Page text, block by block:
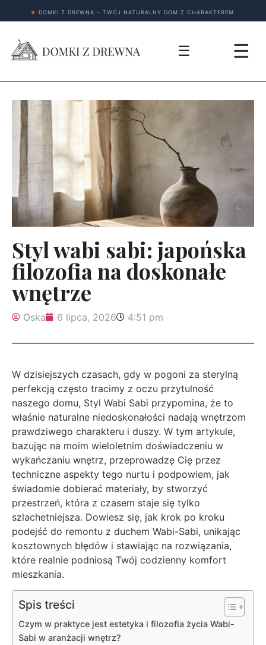
★ DOMKI Z DREWNA – TWÓJ NATURALNY DOM Z CHARAKTEREM.
☰ ☰
Styl wabi sabi: japońska
filozofia na doskonałe
wnętrze
Oska 6 lipca, 2026 4:51 pm
W dzisiejszych czasach, gdy w pogoni za sterylną
perfekcją często tracimy z oczu przytulność
naszego domu, Styl Wabi Sabi przypomina, że to
właśnie naturalne niedoskonałości nadają wnętrzom
prawdziwego charakteru i duszy. W tym artykule,
bazując na moim wieloletnim doświadczeniu w
wykańczaniu wnętrz, przeprowadzę Cię przez
techniczne aspekty tego nurtu i podpowiem, jak
świadomie dobierać materiały, by stworzyć
przestrzeń, która z czasem staje się tylko
szlachetniejsza. Dowiesz się, jak krok po kroku
podejść do remontu z duchem Wabi-Sabi, unikając
kosztownych błędów i stawiając na rozwiązania,
które realnie podniosą Twój codzienny komfort
mieszkania.
Spis treści
Czym w praktyce jest estetyka i filozofia życia Wabi-
Sabi w aranżacji wnętrz?